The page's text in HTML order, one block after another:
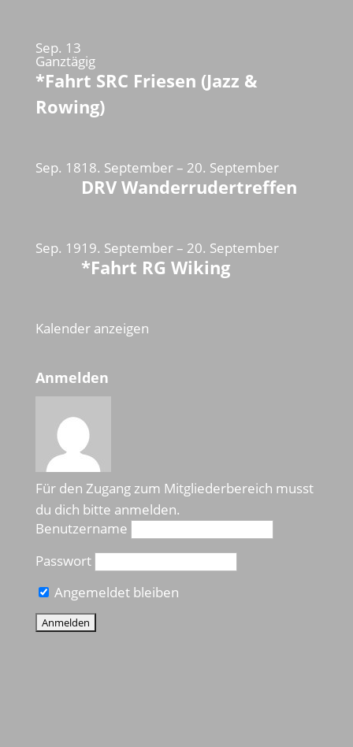
Sep. 13
Ganztägig
*Fahrt SRC Friesen (Jazz &
Rowing)
Sep. 1818. September– 20. September
DRV Wanderrudertreffen
Sep. 1919. September– 20. September
*Fahrt RG Wiking
Kalender anzeigen
Anmelden
Für den Zugang zum Mitgliederbereich musst
du dich bitte anmelden.
Benutzername
Passwort
Angemeldet bleiben